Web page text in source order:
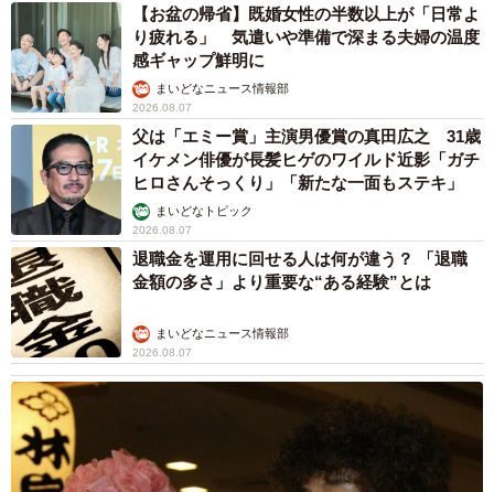
さまざまな魅力がある一方、ハイブリッド車は車両価格や
修理費が高くなりがち。また、静粛性の高さはかえって危
険をもたらすこともあります。
▽（1）車両価格が高い
ハイブリッドシステムには多額のコストがかかります。そ
のため、ハイブリッド車は同じ車種のガソリン車より30万
～50万円ほど車両価格が高いことが多いです。
以下では、3つの車種（特定グレード）についてガソリン車
とハイブリッド車の価格差をまとめました。
【ホンダ「フィット」※HOMEグレード/2WD】
・ハイブリッド車：232万8700円
・ガソリン車：198万5500円
【お盆の帰省】既婚女性の半数以上が「日常よ
り疲れる」 気遣いや準備で深まる夫婦の温度
感ギャップ鮮明に
まいどなニュース情報部
2026.08.07
父は「エミー賞」主演男優賞の真田広之 31歳
イケメン俳優が長髪ヒゲのワイルド近影「ガチ
ヒロさんそっくり」「新たな一面もステキ」
まいどなトピック
2026.08.07
退職金を運用に回せる人は何が違う？ 「退職
金額の多さ」より重要な“ある経験”とは
まいどなニュース情報部
2026.08.07